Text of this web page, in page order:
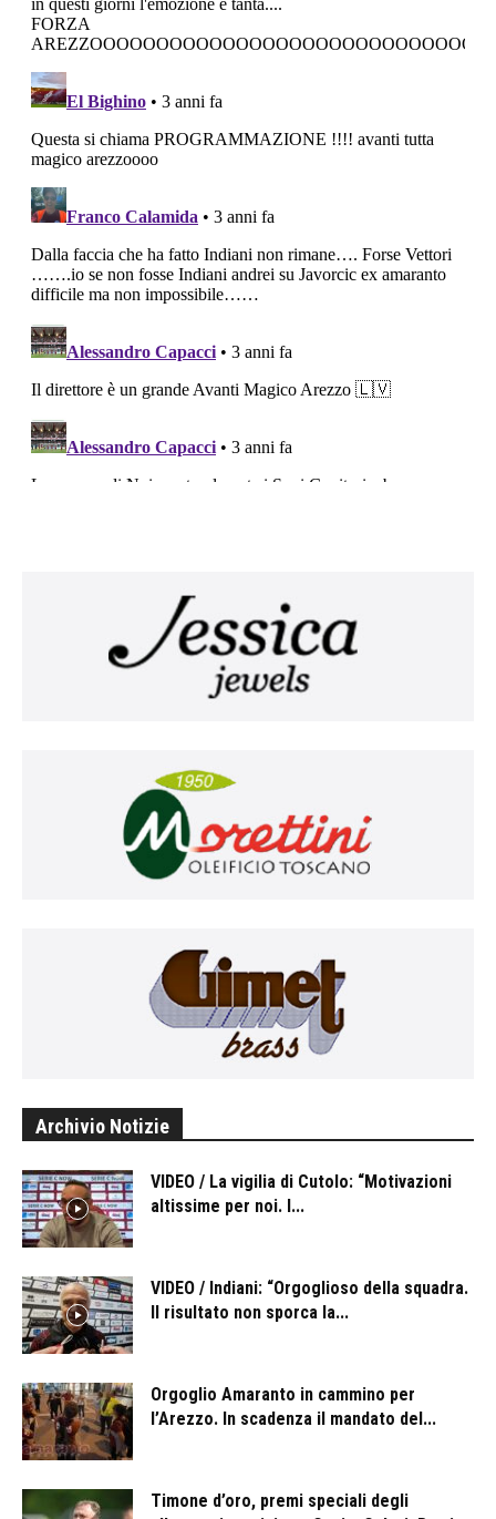
Archivio Notizie
VIDEO / La vigilia di Cutolo: “Motivazioni
altissime per noi. I...
VIDEO / Indiani: “Orgoglioso della squadra.
Il risultato non sporca la...
Orgoglio Amaranto in cammino per
l’Arezzo. In scadenza il mandato del...
Timone d’oro, premi speciali degli